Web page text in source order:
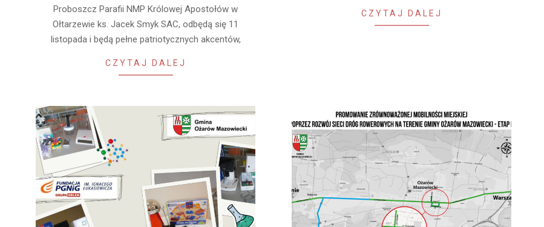
Proboszcz Parafii NMP Królowej Apostołów w
Ołtarzewie ks. Jacek Smyk SAC, odbędą się 11
listopada i będą pełne patriotycznych akcentów,
CZYTAJ DALEJ
CZYTAJ DALEJ